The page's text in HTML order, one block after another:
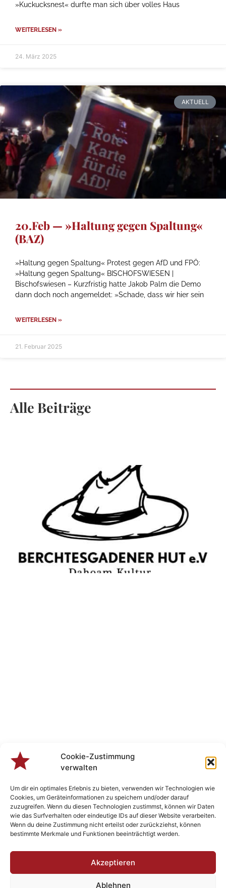
Cookie-Zustimmung
verwalten
Um dir ein optimales Erlebnis zu bieten, verwenden wir Technologien wie
Cookies, um Geräteinformationen zu speichern und/oder darauf
zuzugreifen. Wenn du diesen Technologien zustimmst, können wir Daten
wie das Surfverhalten oder eindeutige IDs auf dieser Website verarbeiten.
Wenn du deine Zustimmung nicht erteilst oder zurückziehst, können
bestimmte Merkmale und Funktionen beeinträchtigt werden.
Akzeptieren
Ablehnen
»Kuckucksnest« durfte man sich über volles Haus
WEITERLESEN »
24. März 2025
AKTUELL
20.Feb — »Haltung gegen Spaltung«
(BAZ)
»Haltung gegen Spaltung« Protest gegen AfD und FPÖ:
»Haltung gegen Spaltung« BISCHOFSWIESEN |
Bischofswiesen – Kurzfristig hatte Jakob Palm die Demo
dann doch noch angemeldet: »Schade, dass wir hier sein
WEITERLESEN »
21. Februar 2025
Alle Beiträge
Veranstaltungen